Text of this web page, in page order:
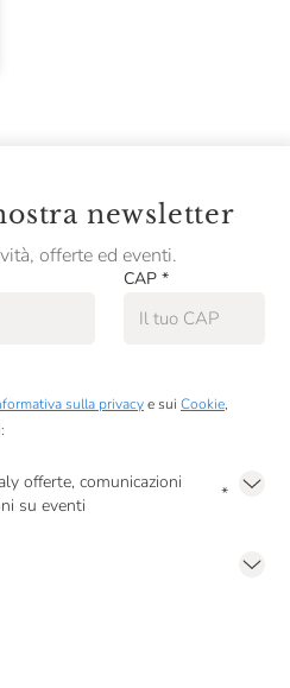
newsletter
offerte ed eventi.
CAP *
sulla privacye sui Cookie,
offerte, comunicazioni
su eventi
*
in caso di consenso prestato ai